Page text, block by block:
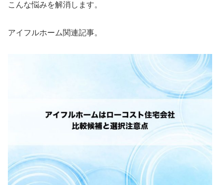
こんな悩みを解消します。
アイフルホーム関連記事。